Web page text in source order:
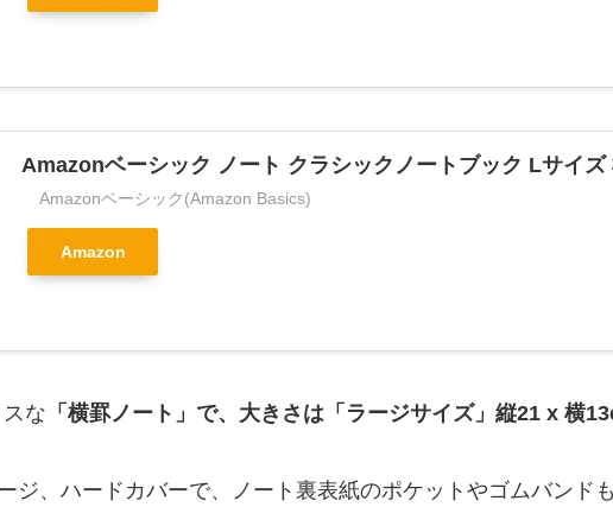
Amazonベーシック ノート クラシックノートブック Lサイズ
Amazonベーシック(Amazon Basics)
Amazon
な 「横罫ノート」で、大きさは「ラージサイズ」縦21 x 横
ジ、ハードカバーで、ノート裏表紙のポケットやゴムバンド